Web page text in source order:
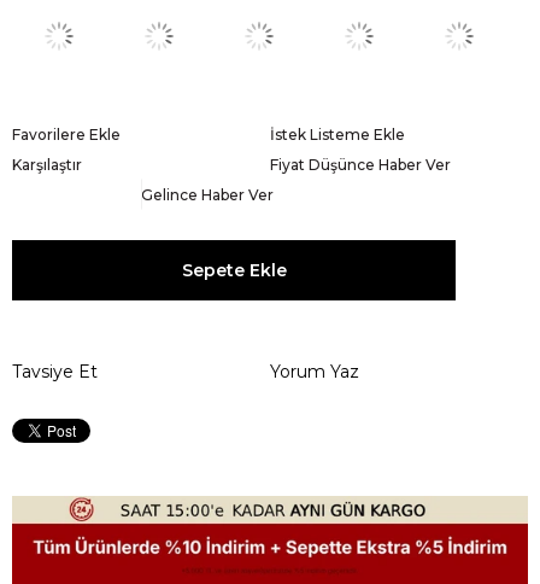
Favorilere Ekle
İstek Listeme Ekle
Karşılaştır
Fiyat Düşünce Haber Ver
Gelince Haber Ver
Tavsiye Et Yorum Yaz